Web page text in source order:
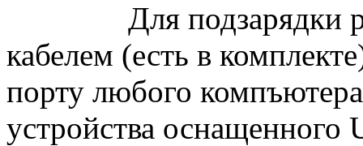
Для подзарядки
кабелем (есть в
порту любого
устройства